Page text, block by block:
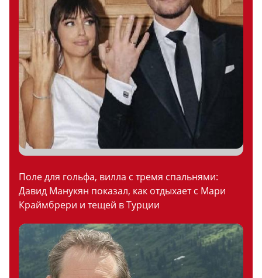
Поле для гольфа, вилла с тремя спальнями:
Давид Манукян показал, как отдыхает с Мари
Краймбрери и тещей в Турции